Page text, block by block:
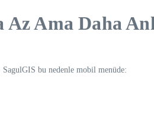
Ama Daha
bu nedenle mobil menüde: